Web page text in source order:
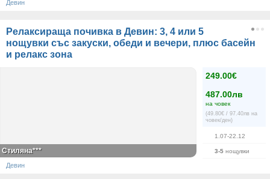
Девин
Релаксираща почивка в Девин: 3, 4 или 5
нощувки със закуски, обеди и вечери, плюс басейн
и релакс зона
249.00€
487.00лв
на човек
(49.80€ / 97.40лв на
човек/ден)
1.07-22.12
3-5 нощувки
Стиляна***
Девин